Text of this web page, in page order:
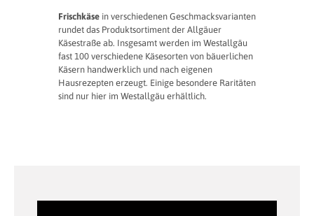
Frischkäse in verschiedenen Geschmacksvarianten
rundet das Produktsortiment der Allgäuer
Käsestraße ab. Insgesamt werden im Westallgäu
fast 100 verschiedene Käsesorten von bäuerlichen
Käsern handwerklich und nach eigenen
Hausrezepten erzeugt. Einige besondere Raritäten
sind nur hier im Westallgäu erhältlich.